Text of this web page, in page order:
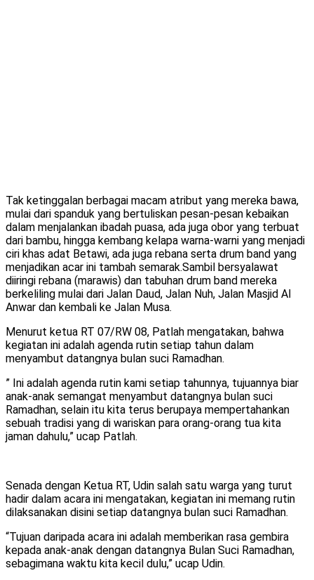
Tak ketinggalan berbagai macam atribut yang mereka bawa,
mulai dari spanduk yang bertuliskan pesan-pesan kebaikan
dalam menjalankan ibadah puasa, ada juga obor yang terbuat
dari bambu, hingga kembang kelapa warna-warni yang menjadi
ciri khas adat Betawi, ada juga rebana serta drum band yang
menjadikan acar ini tambah semarak.Sambil bersyalawat
diiringi rebana (marawis) dan tabuhan drum band mereka
berkeliling mulai dari Jalan Daud, Jalan Nuh, Jalan Masjid Al
Anwar dan kembali ke Jalan Musa.
Menurut ketua RT 07/RW 08, Patlah mengatakan, bahwa
kegiatan ini adalah agenda rutin setiap tahun dalam
menyambut datangnya bulan suci Ramadhan.
” Ini adalah agenda rutin kami setiap tahunnya, tujuannya biar
anak-anak semangat menyambut datangnya bulan suci
Ramadhan, selain itu kita terus berupaya mempertahankan
sebuah tradisi yang di wariskan para orang-orang tua kita
jaman dahulu,” ucap Patlah.
Senada dengan Ketua RT, Udin salah satu warga yang turut
hadir dalam acara ini mengatakan, kegiatan ini memang rutin
dilaksanakan disini setiap datangnya bulan suci Ramadhan.
“Tujuan daripada acara ini adalah memberikan rasa gembira
kepada anak-anak dengan datangnya Bulan Suci Ramadhan,
sebagimana waktu kita kecil dulu,” ucap Udin.